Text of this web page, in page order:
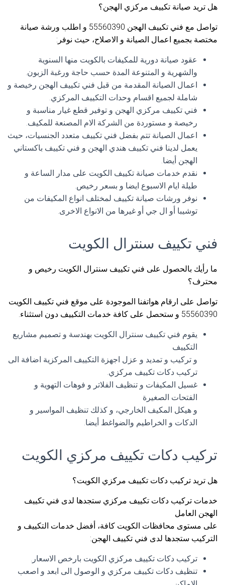
هل تريد صيانة تكييف مركزي الهجن؟
تواصل مع فني تكييف الهجن 55560390 و اطلب ورشة صيانة
مختصة بجميع اعمال الصيانة و الاصلاح، حيث نوفر:
عقود صيانة دورية للمكيفات بالكويت منها السنوية
والشهرية و المتنوعة المدة حسب حاجة ورغبة الزبون.
اعمال الصيانة المقدمة من قبل فني تكييف الهجن رخيصة و
شاملة لجميع اقسام وحدات التكييف المركزي.
فني تكييف مركزي الهجن و توفير قطع غيار مناسبة و
رخيصة و مستوردة من الشركة الام المصنعة للمكيف.
اعمال الصيانة تتم بفضل فني تكييف متعدد الجنسيات، حيث
يعمل لدينا فني تكييف هندي الهجن و فني تكييف باكستاني
الهجن أيضا.
نقدم خدمات صيانة تكييف الكويت على مدار الساعة و
طيلة ايام الاسبوع ايضا و بسعر رخيص.
نوفر ورشات صيانة تكييف لمختلف انواع المكيفات من
توشيبا أو ال جي أو غيرها من الانواع الاخرى.
فني تكييف سنترال الكويت
ما رأيك بالحصول على فني تكييف سنترال الكويت رخيص و
محترف؟
تواصل على ارقام هواتفنا الموجودة على موقع فني تكييف الكويت
55560390 و ستحصل على كافة خدمات التكييف دون استثناء.
يقوم فني تكييف سنترال الكويت بهندسة و تصميم مشاريع
التكييف
و تركيب و تمديد و عزل اجهزة التكييف المركزية اضافة الى
تركيب دكات تكييف مركزي.
غسيل المكيفات و تنظيف الفلاتر و فوهات التهوية و
الفتحات الصغيرة
و هيكل المكيف الخارجي، و كذلك تنظيف المواسير و
الدكات و الخراطيم والضواغط أيضا.
تركيب دكات تكييف مركزي الكويت
هل تريد تركيب دكات تكييف مركزي الكويت؟
خدمات تركيب دكات تكييف مركزي ستجدها لدى فني تكييف
الهجن العامل
على مستوى محافظات الكويت كافة، أفضل خدمات التكييف و
التركيب ستجدها لدى فني تكييف الهجن:
تركيب دكات تكييف مركزي الكويت بارخص الاسعار.
تنظيف دكات تكييف مركزي و الوصول الى ابعد و اصعب